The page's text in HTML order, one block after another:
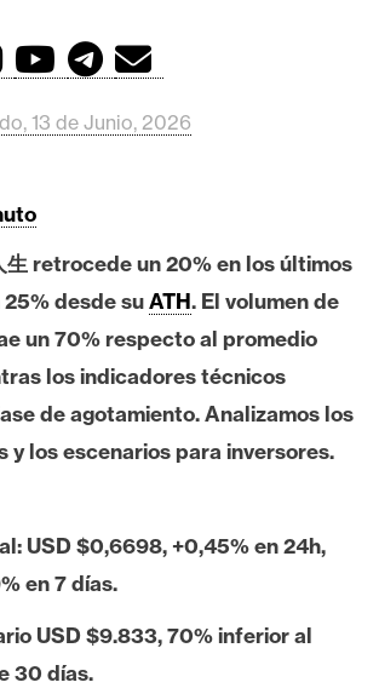
13 de Junio, 2026
生 retrocede un 20% en los últimos
desde suATH. El volumen de
un 70% respecto al promedio
los indicadores técnicos
de agotamiento. Analizamos los
y los escenarios para inversores.
USD $0,6698, +0,45% en 24h,
en 7 días.
USD $9.833, 70% inferior al
30 días.